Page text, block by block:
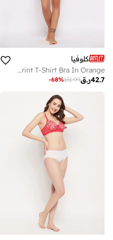
كلوفيا
Clovia Padded Non-Wired Full Cup Polka Print T-Shirt Bra In Orange
ر.ق42.7
131.99
-68%